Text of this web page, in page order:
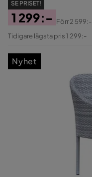
SE PRISET!
Pris
1 299:-
Original
Förr2 599:-
Tidigare lägsta pris 1 299:-
Nyhet